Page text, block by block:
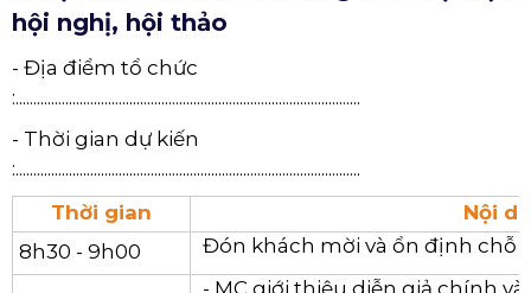
4. Kịch bản tổ chức chương trình sự kiện
hội nghị, hội thảo
- Địa điểm tổ chức
:.................................................................................................
- Thời gian dự kiến
:.................................................................................................
Thời gian
Nội
8h30 - 9h00
Đón khách mời và ổn định chỗ